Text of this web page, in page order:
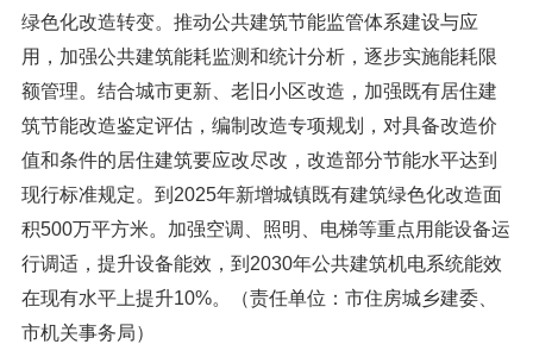
绿色化改造转变。推动公共建筑节能监管体系建设与应
用，加强公共建筑能耗监测和统计分析，逐步实施能耗限
额管理。结合城市更新、老旧小区改造，加强既有居住建
筑节能改造鉴定评估，编制改造专项规划，对具备改造价
值和条件的居住建筑要应改尽改，改造部分节能水平达到
现行标准规定。到2025年新增城镇既有建筑绿色化改造面
积500万平方米。加强空调、照明、电梯等重点用能设备运
行调适，提升设备能效，到2030年公共建筑机电系统能效
在现有水平上提升10%。（责任单位：市住房城乡建委、
市机关事务局）